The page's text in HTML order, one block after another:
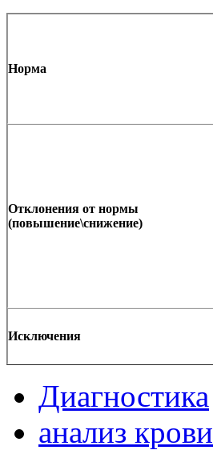
Норма
Отклонения от нормы
(повышение\снижение)
Исключения
Диагностика
анализ крови